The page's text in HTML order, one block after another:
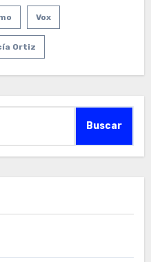
Vox
Ortiz